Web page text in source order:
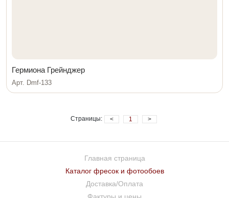
Гермиона Грейнджер
Арт. Dmf-133
Страницы: < 1 >
Главная страница
Каталог фресок и фотообоев
Доставка/Оплата